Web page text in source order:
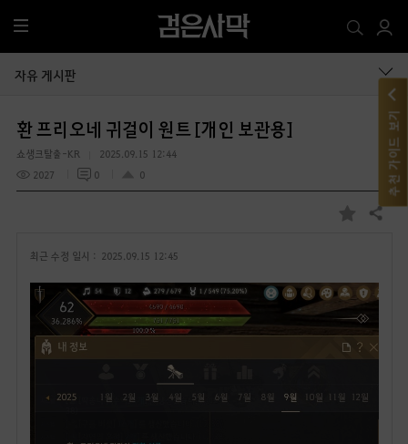
전
체
메
자유 게시판
환 프리오네 귀걸이 원트 [개인 보관용]
쇼생크탈출-KR
2025.09.15 12:44
2027
0 0
즐
기
공유하기
최근 수정 일시 : 2025.09.15 12:45
추천 가이드 보기